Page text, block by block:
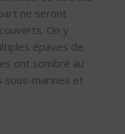
ne seront
On y
épaves de
ont sombré au
sous-marines et